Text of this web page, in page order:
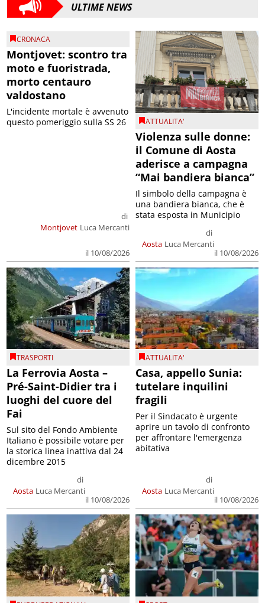
ULTIME NEWS
CRONACA
Montjovet: scontro tra
moto e fuoristrada,
morto centauro
valdostano
Montjovet
di
Luca Mercanti
il 10/08/2026
L'incidente mortale è avvenuto
questo pomeriggio sulla SS 26
ATTUALITA'
Violenza sulle donne:
il Comune di Aosta
aderisce a campagna
“Mai bandiera bianca”
Aosta
di
Luca Mercanti
il 10/08/2026
Il simbolo della campagna è
una bandiera bianca, che è
stata esposta in Municipio
TRASPORTI
La Ferrovia Aosta –
Pré-Saint-Didier tra i
luoghi del cuore del
Fai
Aosta
di
Luca Mercanti
il 10/08/2026
Sul sito del Fondo Ambiente
Italiano è possibile votare per
la storica linea inattiva dal 24
dicembre 2015
ATTUALITA'
Casa, appello Sunia:
tutelare inquilini
fragili
Aosta
di
Luca Mercanti
il 10/08/2026
Per il Sindacato è urgente
aprire un tavolo di confronto
per affrontare l'emergenza
abitativa